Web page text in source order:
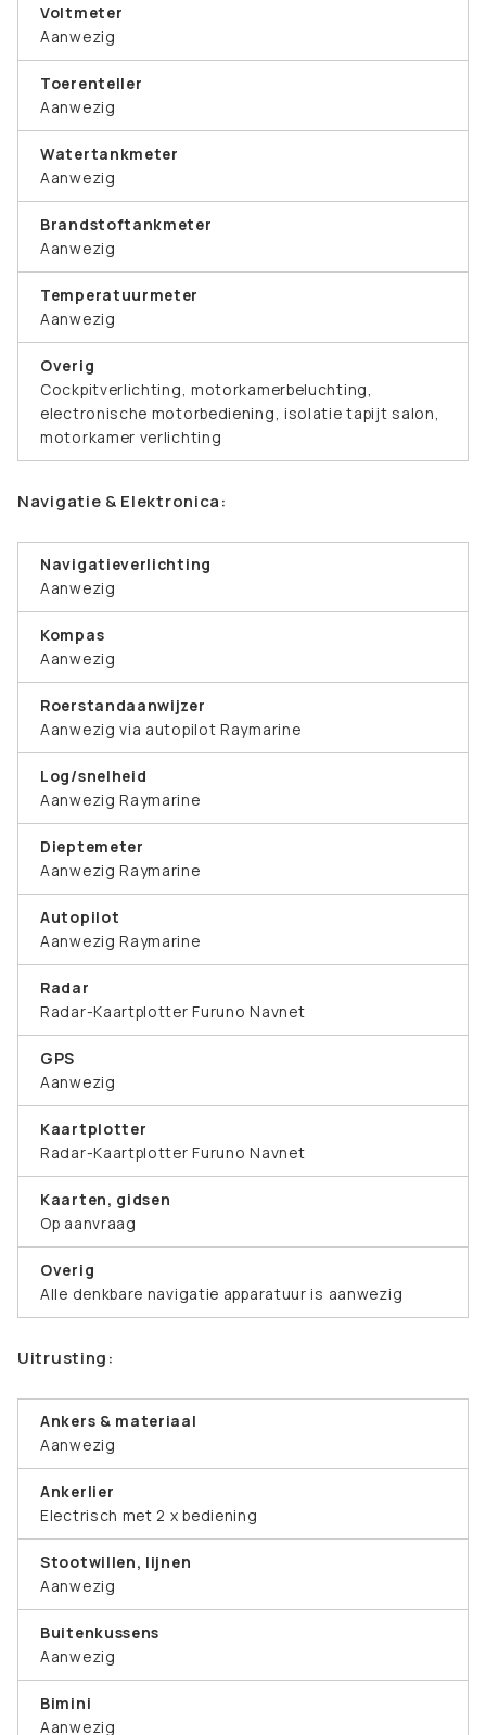
Voltmeter
Aanwezig
Toerenteller
Aanwezig
Watertankmeter
Aanwezig
Brandstoftankmeter
Aanwezig
Temperatuurmeter
Aanwezig
Overig
Cockpitverlichting, motorkamerbeluchting,
electronische motorbediening, isolatie tapijt salon,
motorkamer verlichting
Navigatie & Elektronica:
Navigatieverlichting
Aanwezig
Kompas
Aanwezig
Roerstandaanwijzer
Aanwezig via autopilot Raymarine
Log/snelheid
Aanwezig Raymarine
Dieptemeter
Aanwezig Raymarine
Autopilot
Aanwezig Raymarine
Radar
Radar-Kaartplotter Furuno Navnet
GPS
Aanwezig
Kaartplotter
Radar-Kaartplotter Furuno Navnet
Kaarten, gidsen
Op aanvraag
Overig
Alle denkbare navigatie apparatuur is aanwezig
Uitrusting:
Ankers & materiaal
Aanwezig
Ankerlier
Electrisch met 2 x bediening
Stootwillen, lijnen
Aanwezig
Buitenkussens
Aanwezig
Bimini
Aanwezig